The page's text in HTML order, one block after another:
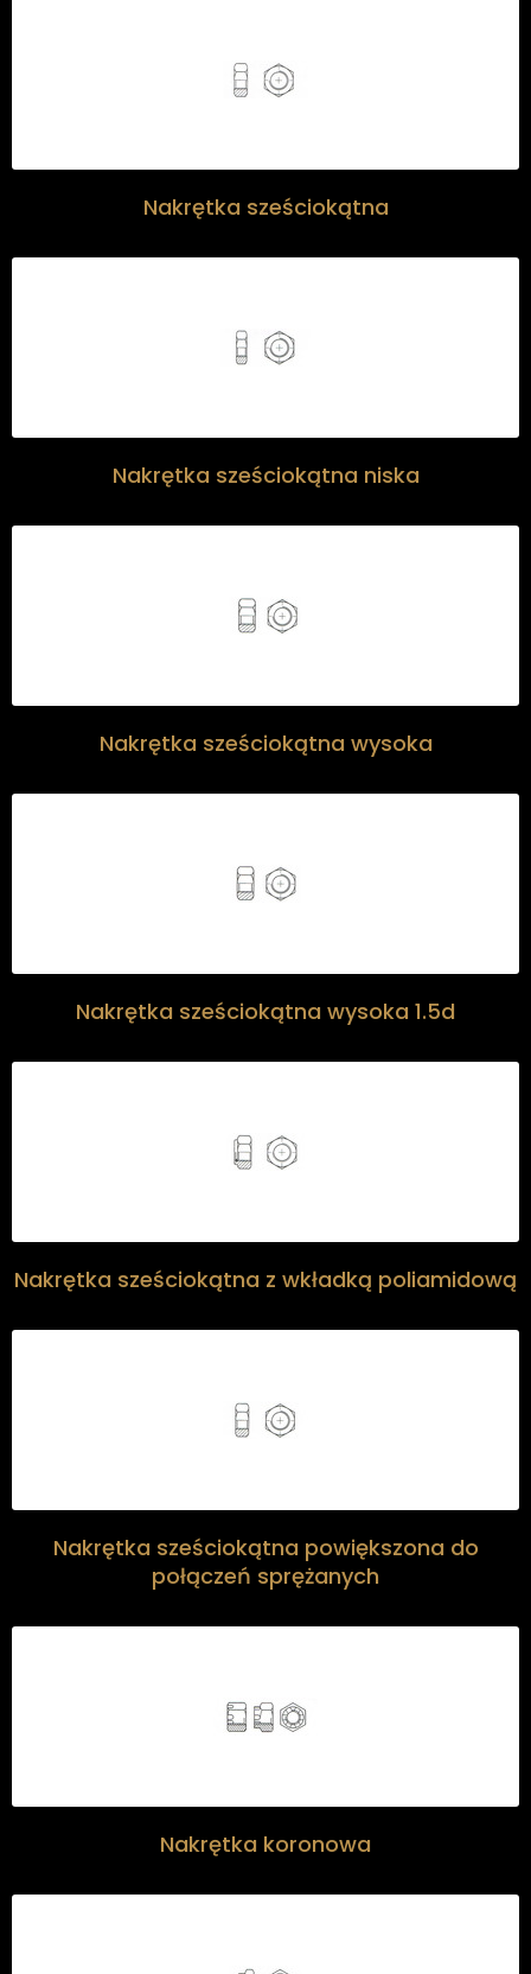
Nakrętka sześciokątna
Nakrętka sześciokątna niska
Nakrętka sześciokątna wysoka
Nakrętka sześciokątna wysoka 1.5d
Nakrętka sześciokątna z wkładką poliamidową
Nakrętka sześciokątna powiększona do
połączeń sprężanych
Nakrętka koronowa